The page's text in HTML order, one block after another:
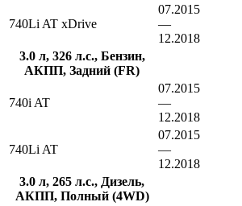
740Li AT xDrive
07.2015
—
12.2018
3.0 л, 326 л.с., Бензин,
АКПП, Задний (FR)
740i AT
07.2015
—
12.2018
740Li AT
07.2015
—
12.2018
3.0 л, 265 л.с., Дизель,
АКПП, Полный (4WD)